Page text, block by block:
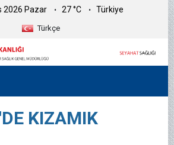
2026 Pazar 27 °C Türkiye
Türkçe
KIZAMIK